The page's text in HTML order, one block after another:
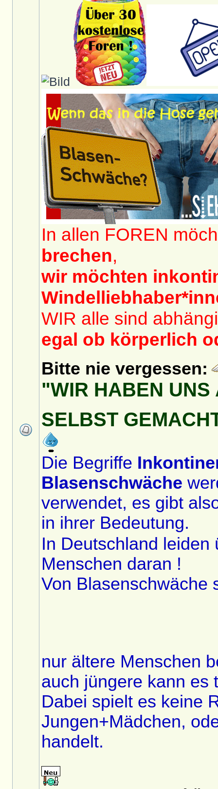
In allen FOREN
brechen,
wir möchten
WIR alle sind
egal ob körperlich
Bitte nie vergessen:
"WIR HABEN UNS
SELBST
Die Begriffe
Blasenschwäche
verwendet, es gibt
in ihrer Bedeutung.
In Deutschland leiden
Menschen daran !
Von Blasenschwäche
nur ältere Menschen
auch jüngere kann es
Dabei spielt es keine
Jungen+Mädchen,
handelt.